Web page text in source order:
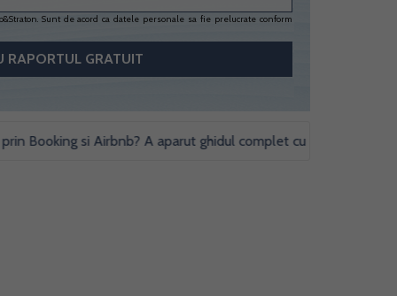
Sunt de acord ca datele personale sa fie prelucrate conform
si Airbnb? A aparut ghidul complet cu obligatii fiscale si